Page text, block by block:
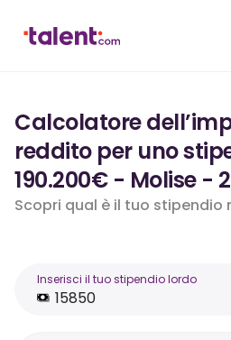
Calcolatore
reddito per uno
190.200€ - Molise -
Scopri qual è il tuo stipendio
Inserisci il tuo stipendio lordo